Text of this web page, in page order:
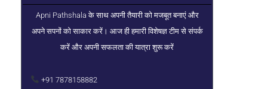
Apni Pathshala के साथ अपनी तैयारी को मजबूत बनाएं और
अपने सपनों को साकार करें। आज ही हमारी विशेषज्ञ टीम से संपर्क
करें और अपनी सफलता की यात्रा शुरू करें
+91 7878158882